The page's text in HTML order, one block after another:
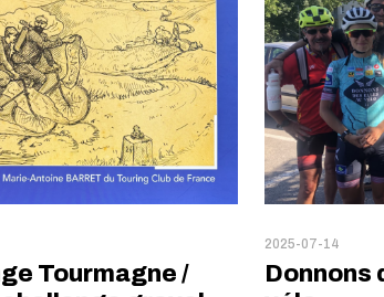
Tourmagne /
2025-07-14
Donnons